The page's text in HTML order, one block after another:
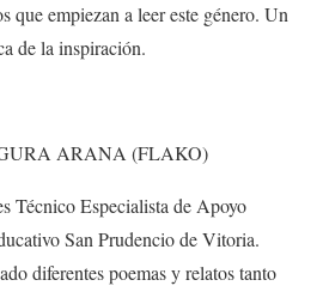
que empiezan a leer este género. Un
de la inspiración.
ARANA (FLAKO)
Técnico Especialista de Apoyo
San Prudencio de Vitoria.
diferentes poemas y relatos tanto